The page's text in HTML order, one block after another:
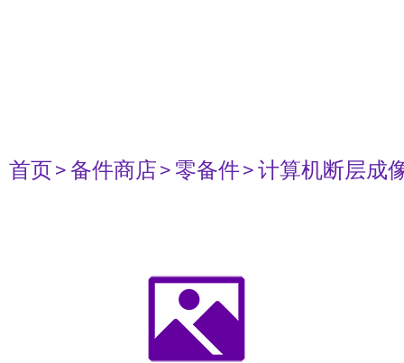
首页> 备件商店> 零备件> 计算机断层成